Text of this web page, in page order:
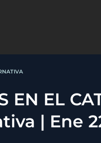
EN EL
| Ene